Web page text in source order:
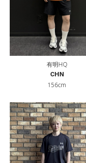
有明HQ
CHN
156cm